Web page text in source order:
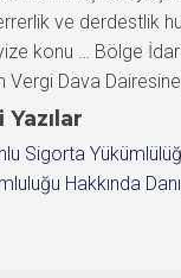
ve derdestlik
konu … Bölge
Vergi Dava
Sigorta
Hakkında